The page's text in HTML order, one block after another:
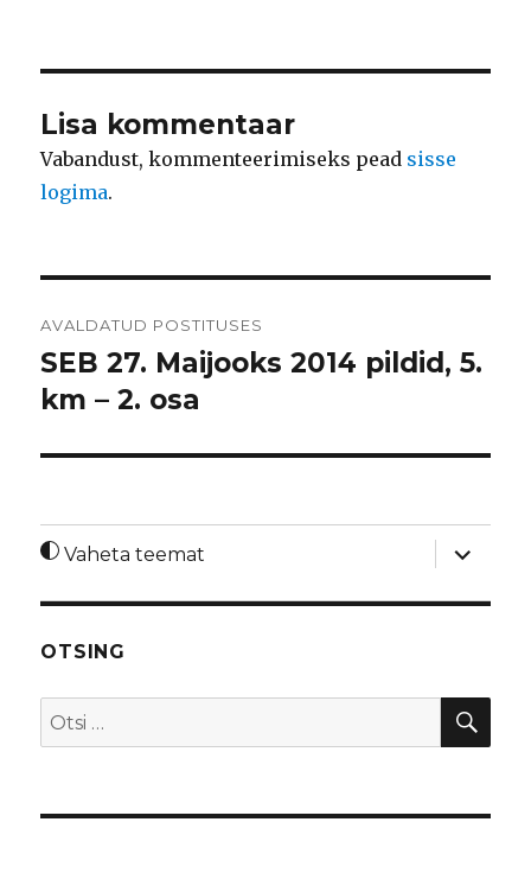
Lisa kommentaar
Vabandust, kommenteerimiseks pead sisse
logima.
AVALDATUD POSTITUSES
SEB 27. Maijooks 2014 pildid, 5.
km – 2. osa
Vaheta teemat
laienda
OTSING
Otsi: